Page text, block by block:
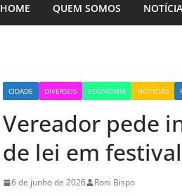
HOME QUEM SOMOS
CIDADE DIVERSOS ECONOMIA NOTÍCIAS
Vereador pede
de lei em
6 de junho de 2026 Roni Bispo